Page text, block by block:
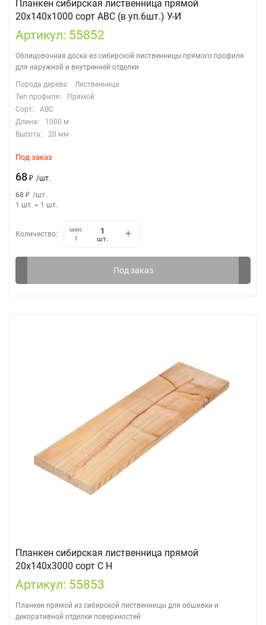
Планкен сибирская лиственница прямой
20х140х1000 сорт АВС (в уп.6шт.) У-И
Артикул: 55852
Облицовочная доска из сибирской лиственницы прямого профиля
для наружной и внутренней отделки
Порода дерева:
Лиственница
Тип профиля:
Прямой
Сорт:
АВС
Длина:
1000 м
Высота:
20 мм
Под заказ
68 ₽ /шт.
68 ₽ /шт.
1 шт. = 1 шт.
Количество:
мин.
1
шт.
Под заказ
Планкен сибирская лиственница прямой
20х140х3000 сорт С Н
Артикул: 55853
Планкен прямой из сибирской лиственницы для обшивки и
декоративной отделки поверхностей